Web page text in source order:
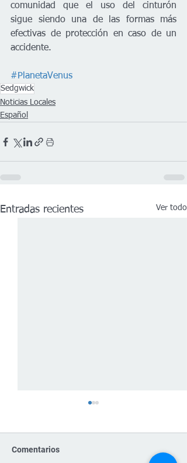
comunidad que el uso del cinturón
sigue siendo una de las formas más
efectivas de protección en caso de un
accidente.
#PlanetaVenus
Sedgwick
Noticias Locales
Español
Entradas recientes Ver todo
Comentarios